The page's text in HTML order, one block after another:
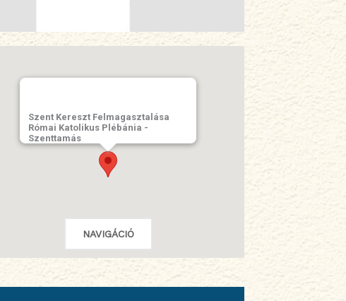
Szent Kereszt Felmagasztalása
Római Katolikus Plébánia -
Szenttamás
NAVIGÁCIÓ